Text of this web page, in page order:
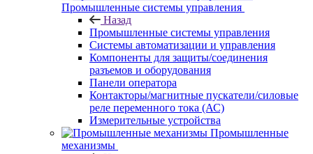
Промышленные системы управления
Назад
Промышленные системы управления
Системы автоматизации и управления
Компоненты для защиты/соединения
разъемов и оборудования
Панели оператора
Контакторы/магнитные пускатели/силовые
реле переменного тока (АС)
Измерительные устройства
Промышленные
механизмы